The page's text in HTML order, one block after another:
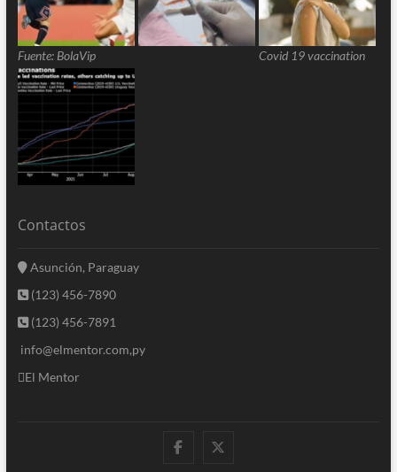
Fuente: BolaVip Covid 19 vaccination
Contactos
Asunción, Paraguay
(123) 456-7890
(123) 456-7891
info@elmentor.com,py
El Mentor
facebook